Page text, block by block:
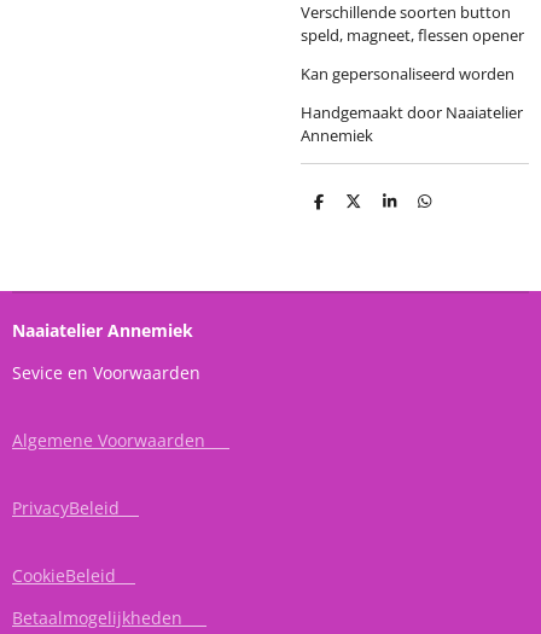
Verschillende soorten button
speld, magneet, flessen opener
Kan gepersonaliseerd worden
Handgemaakt door Naaiatelier
Annemiek
D
D
S
D
Naaiatelier Annemiek
Sevice en Voorwaarden
Algemene Voorwaarden
PrivacyBeleid
CookieBeleid
Betaalmogelijkheden